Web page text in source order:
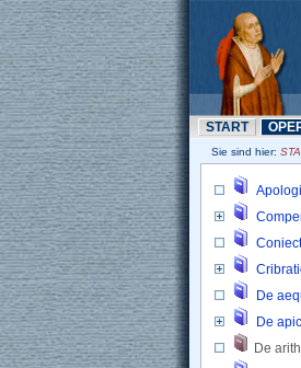
START
Sie sind hier:
De
De
De